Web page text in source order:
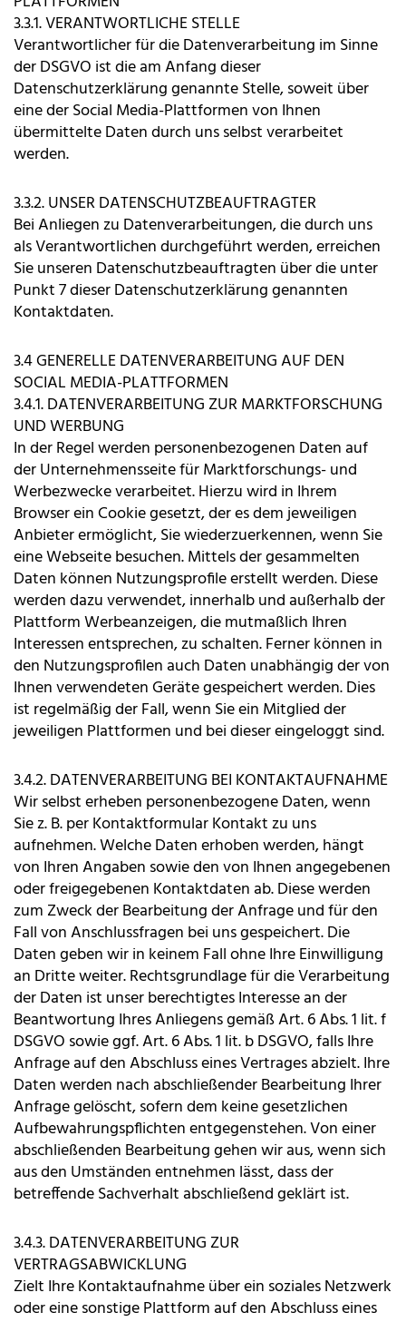
3.3.1. VERANTWORTLICHE STELLE
Verantwortlicher für die Datenverarbeitung im Sinne
der DSGVO ist die am Anfang dieser
Datenschutzerklärung genannte Stelle, soweit über
eine der Social Media-Plattformen von Ihnen
übermittelte Daten durch uns selbst verarbeitet
werden.
3.3.2. UNSER DATENSCHUTZBEAUFTRAGTER
Bei Anliegen zu Datenverarbeitungen, die durch uns
als Verantwortlichen durchgeführt werden, erreichen
Sie unseren Datenschutzbeauftragten über die unter
Punkt 7 dieser Datenschutzerklärung genannten
Kontaktdaten.
3.4 GENERELLE DATENVERARBEITUNG AUF DEN
SOCIAL MEDIA-PLATTFORMEN
3.4.1. DATENVERARBEITUNG ZUR MARKTFORSCHUNG
UND WERBUNG
In der Regel werden personenbezogenen Daten auf
der Unternehmensseite für Marktforschungs- und
Werbezwecke verarbeitet. Hierzu wird in Ihrem
Browser ein Cookie gesetzt, der es dem jeweiligen
Anbieter ermöglicht, Sie wiederzuerkennen, wenn Sie
eine Webseite besuchen. Mittels der gesammelten
Daten können Nutzungsprofile erstellt werden. Diese
werden dazu verwendet, innerhalb und außerhalb der
Plattform Werbeanzeigen, die mutmaßlich Ihren
Interessen entsprechen, zu schalten. Ferner können in
den Nutzungsprofilen auch Daten unabhängig der von
Ihnen verwendeten Geräte gespeichert werden. Dies
ist regelmäßig der Fall, wenn Sie ein Mitglied der
jeweiligen Plattformen und bei dieser eingeloggt sind.
3.4.2. DATENVERARBEITUNG BEI KONTAKTAUFNAHME
Wir selbst erheben personenbezogene Daten, wenn
Sie z. B. per Kontaktformular Kontakt zu uns
aufnehmen. Welche Daten erhoben werden, hängt
von Ihren Angaben sowie den von Ihnen angegebenen
oder freigegebenen Kontaktdaten ab. Diese werden
zum Zweck der Bearbeitung der Anfrage und für den
Fall von Anschlussfragen bei uns gespeichert. Die
Daten geben wir in keinem Fall ohne Ihre Einwilligung
an Dritte weiter. Rechtsgrundlage für die Verarbeitung
der Daten ist unser berechtigtes Interesse an der
Beantwortung Ihres Anliegens gemäß Art. 6 Abs. 1 lit. f
DSGVO sowie ggf. Art. 6 Abs. 1 lit. b DSGVO, falls Ihre
Anfrage auf den Abschluss eines Vertrages abzielt. Ihre
Daten werden nach abschließender Bearbeitung Ihrer
Anfrage gelöscht, sofern dem keine gesetzlichen
Aufbewahrungspflichten entgegenstehen. Von einer
abschließenden Bearbeitung gehen wir aus, wenn sich
aus den Umständen entnehmen lässt, dass der
betreffende Sachverhalt abschließend geklärt ist.
3.4.3. DATENVERARBEITUNG ZUR
VERTRAGSABWICKLUNG
Zielt Ihre Kontaktaufnahme über ein soziales Netzwerk
oder eine sonstige Plattform auf den Abschluss eines